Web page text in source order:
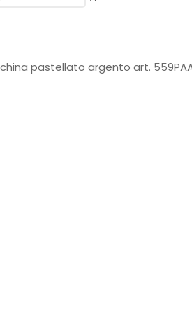
pastellato argento art.